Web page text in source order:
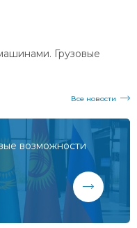
Грузовые
Все новости
возможности